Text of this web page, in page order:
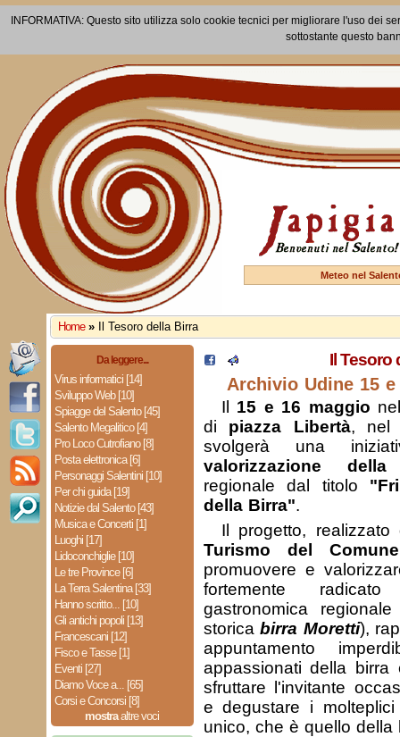
INFORMATIVA: Questo sito utilizza solo cookie tecnici per migliorare l'uso dei
sottostante questo
Meteo nel
Home » Il Tesoro della Birra
Da leggere...
Virus informatici [14]
Sviluppo Web [10]
Spiagge del Salento [45]
Salento Megalitico [4]
Pro Loco Cutrofiano [8]
Posta elettronica [6]
Personaggi Salentini [10]
Per chi guida [19]
Notizie dal Salento [43]
Musica e Concerti [1]
Luoghi [17]
Lidoconchiglie [10]
Le tre Province [6]
La Terra Salentina [33]
Hanno scritto... [10]
Gli antichi popoli [13]
Francescani [12]
Fisco e Tasse [1]
Eventi [27]
Diamo Voce a... [65]
Corsi e Concorsi [8]
mostraaltre voci
Il Tesoro
Archivio Udine 15
Il 15 e 16 maggio
di piazza Libertà, nel
svolgerà una
valorizzazione
regionale dal titolo
della Birra".
Il progetto, realizzato
Turismo del
promuovere e
fortemente
gastronomica
storicabirra Moretti),
appuntamento
appassionati della
sfruttare l'invitante
e degustare i
unico, che è quello della